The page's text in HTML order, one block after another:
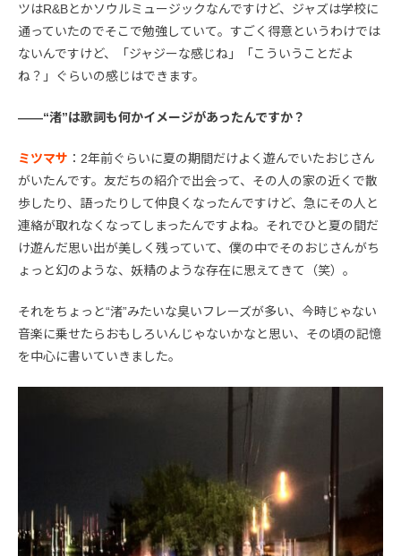
ツはR&Bとかソウルミュージックなんですけど、ジャズは学校に
通っていたのでそこで勉強していて。すごく得意というわけでは
ないんですけど、「ジャジーな感じね」「こういうことだよ
ね？」ぐらいの感じはできます。
――“渚”は歌詞も何かイメージがあったんですか？
ミツマサ ：2年前ぐらいに夏の期間だけよく遊んでいたおじさん
がいたんです。友だちの紹介で出会って、その人の家の近くで散
歩したり、語ったりして仲良くなったんですけど、急にその人と
連絡が取れなくなってしまったんですよね。それでひと夏の間だ
け遊んだ思い出が美しく残っていて、僕の中でそのおじさんがち
ょっと幻のような、妖精のような存在に思えてきて（笑）。
それをちょっと“渚”みたいな臭いフレーズが多い、今時じゃない
音楽に乗せたらおもしろいんじゃないかなと思い、その頃の記憶
を中心に書いていきました。